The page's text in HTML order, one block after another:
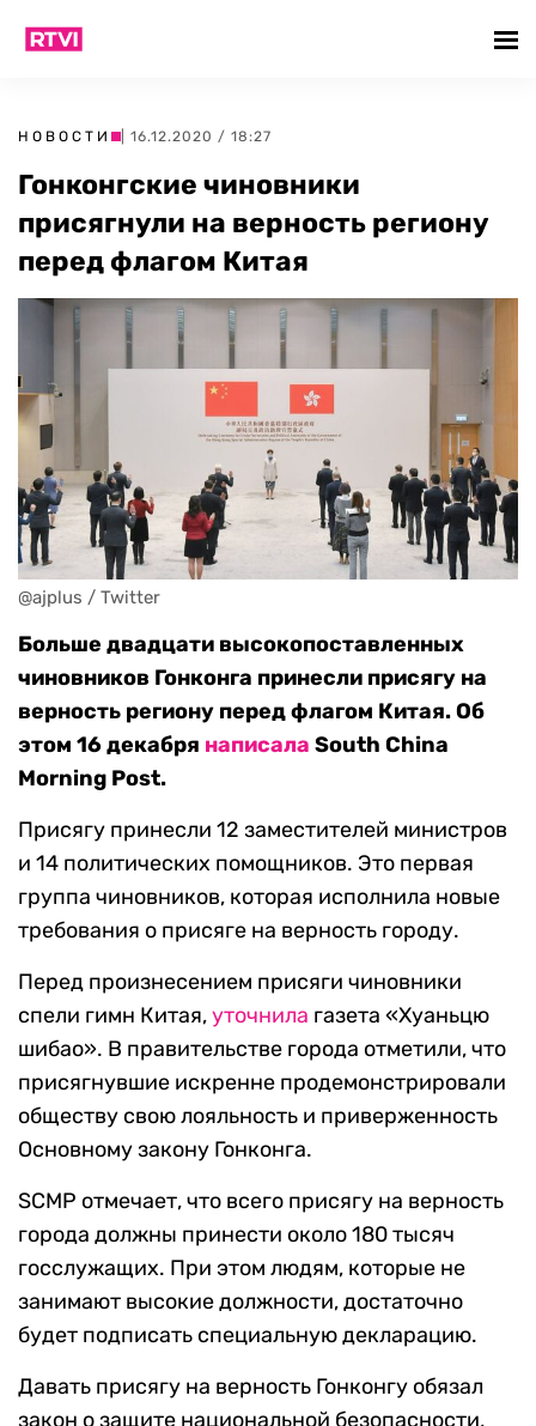
НОВОСТИ | 16.12.2020 / 18:27
Гонконгские чиновники
присягнули на верность региону
перед флагом Китая
@ajplus / Twitter
Больше двадцати высокопоставленных
чиновников Гонконга принесли присягу на
верность региону перед флагом Китая. Об
этом 16 декабря написала South China
Morning Post.
Присягу принесли 12 заместителей министров
и 14 политических помощников. Это первая
группа чиновников, которая исполнила новые
требования о присяге на верность городу.
Перед произнесением присяги чиновники
спели гимн Китая,уточнила газета «Хуаньцю
шибао». В правительстве города отметили, что
присягнувшие искренне продемонстрировали
обществу свою лояльность и приверженность
Основному закону Гонконга.
SCMP отмечает, что всего присягу на верность
города должны принести около 180 тысяч
госслужащих. При этом людям, которые не
занимают высокие должности, достаточно
будет подписать специальную декларацию.
Давать присягу на верность Гонконгу обязал
закон о защите национальной безопасности,